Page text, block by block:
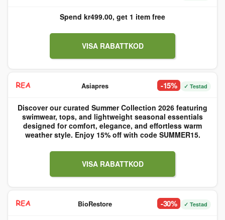
Spend kr499.00, get 1 item free
VISA RABATTKOD
Asiapres -15% ✓ Testad
Discover our curated Summer Collection 2026 featuring
swimwear, tops, and lightweight seasonal essentials
designed for comfort, elegance, and effortless warm
weather style. Enjoy 15% off with code SUMMER15.
VISA RABATTKOD
BioRestore -30% ✓ Testad